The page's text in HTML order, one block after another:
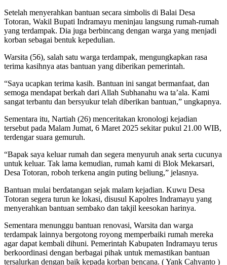
Setelah menyerahkan bantuan secara simbolis di Balai Desa
Totoran, Wakil Bupati Indramayu meninjau langsung rumah-rumah
yang terdampak. Dia juga berbincang dengan warga yang menjadi
korban sebagai bentuk kepedulian.
Warsita (56), salah satu warga terdampak, mengungkapkan rasa
terima kasihnya atas bantuan yang diberikan pemerintah.
“Saya ucapkan terima kasih. Bantuan ini sangat bermanfaat, dan
semoga mendapat berkah dari Allah Subhanahu wa ta’ala. Kami
sangat terbantu dan bersyukur telah diberikan bantuan,” ungkapnya.
Sementara itu, Nartiah (26) menceritakan kronologi kejadian
tersebut pada Malam Jumat, 6 Maret 2025 sekitar pukul 21.00 WIB,
terdengar suara gemuruh.
“Bapak saya keluar rumah dan segera menyuruh anak serta cucunya
untuk keluar. Tak lama kemudian, rumah kami di Blok Mekarsari,
Desa Totoran, roboh terkena angin puting beliung,” jelasnya.
Bantuan mulai berdatangan sejak malam kejadian. Kuwu Desa
Totoran segera turun ke lokasi, disusul Kapolres Indramayu yang
menyerahkan bantuan sembako dan takjil keesokan harinya.
Sementara menunggu bantuan renovasi, Warsita dan warga
terdampak lainnya bergotong royong memperbaiki rumah mereka
agar dapat kembali dihuni. Pemerintah Kabupaten Indramayu terus
berkoordinasi dengan berbagai pihak untuk memastikan bantuan
tersalurkan dengan baik kepada korban bencana. ( Yank Cahyanto )